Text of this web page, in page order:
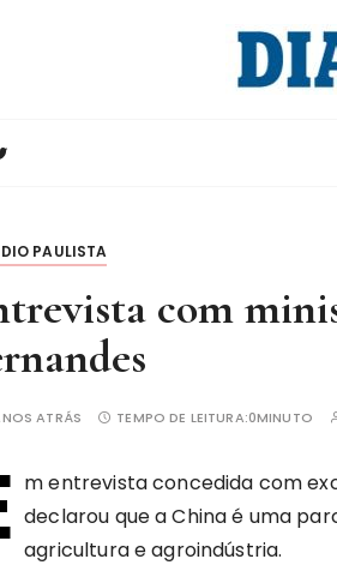
e Diario
PAULISTA
com
ATRÁS TEMPO DE LEITURA:0MINUTO
m entrevista concedida com
declarou que a China é uma
agricultura e agroindústria.